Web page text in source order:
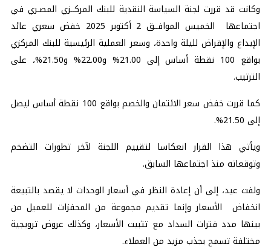
وكانت قد قررت لجنة السياسة النقدية للبنك المركــزي المصـري في
اجتماعها الخميس الموافــق 2 أكتوبر 2025 خفض سعري عائد
الإيداع والإقراض لليلة واحدة، وسعر العملية الرئيسية للبنك المركزي
بواقع 100 نقطة أساس إلى 21.00% و22.00% و21.50%، على
الترتيب.
كما قررت خفض سعر الائتمان والخصم بواقع 100 نقطة أساس ليصل
إلى 21.50%.
ويأتي هذا القرار انعكاسا لتقييم اللجنة لآخر تطورات التضخم
وتوقعاته منذ اجتماعها السابق.
ولفت عيد، إلى أن إعادة النظر في أسعار الوحدات لا يقصد بالتبيعة
انخفاض الأسعار وإنما تقديم مجموعة من المحفزات للعميل من
بينها مدد فترات السداد مع تثبيت الأسعار، وكذلك عروض ترويجية
مختلفة تسمح بجذب مزيد من العملاء.